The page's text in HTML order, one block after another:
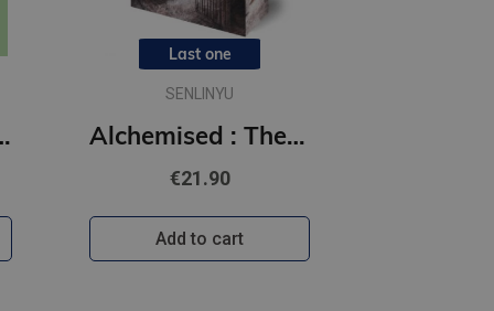
series
Last one
SENLINYU
Alchemised : The global fantasy sensation with exclusive features
€21.90
Add to cart